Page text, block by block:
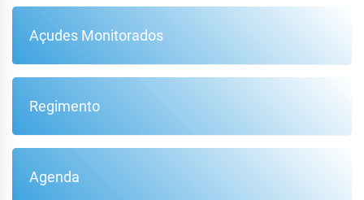
Açudes Monitorados
Regimento
Agenda